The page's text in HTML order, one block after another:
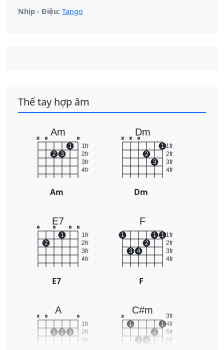
Nhịp - Điệu: Tango
Thế tay hợp âm
Am
1fr
2fr
3fr
4fr
x o
2 3
1
o
Am
Dm
1fr
2fr
3fr
4fr
x x o
2
3
1
Dm
E7
1fr
2fr
3fr
4fr
o
2
o
1
o o
E7
F
1fr
2fr
3fr
4fr
1
3 4
2
1 1
F
A
1fr
2fr
3fr
x o
1 2 3
o
C#m
3fr
4fr
5fr
6fr
x
1
3 4
2
1